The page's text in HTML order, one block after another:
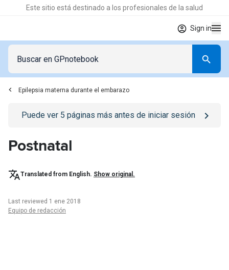
Este sitio está destinado a los profesionales de la salud
Sign in
Epilepsia materna durante el embarazo
Go to/iniciar-sesionpage
Puede ver 5 páginas más antes de iniciar sesión
Postnatal
Translated from English. Show original.
Last reviewed 1 ene 2018
Equipo de redacción